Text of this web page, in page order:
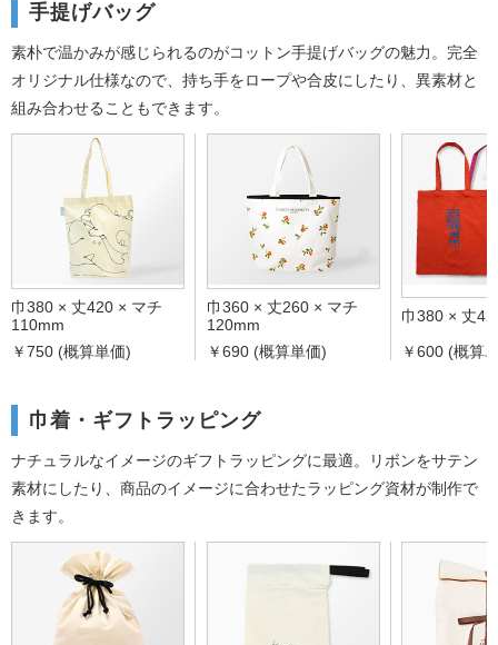
手提げバッグ
素朴で温かみが感じられるのがコットン手提げバッグの魅力。 完全
オリジナル仕様なので、持ち手をロープや合皮にしたり、異素材と
組み合わせることもできます。
巾380 × 丈420 × マチ
110mm
￥750 (概算単価)
巾360 × 丈260 × マチ
120mm
￥690 (概算単価)
巾380 × 丈
￥600 (概算
巾着・ギフトラッピング
ナチュラルなイメージのギフトラッピングに最適。
リボンをサテン
素材にしたり、商品のイメージに合わせたラッピング資材が制作で
きます。